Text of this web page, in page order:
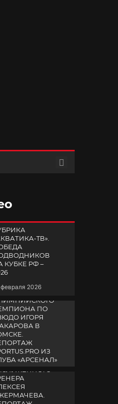
TВ».
КУБКЕ РФ –
февраля 2026
ПО
ИГОРЯ
В
ИЗ
«АРСЕНАЛ»
апреля 2025